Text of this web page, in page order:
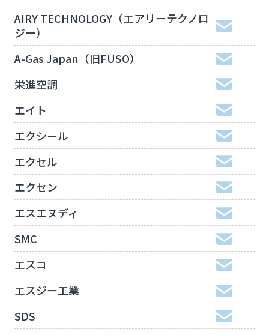
AIRY TECHNOLOGY（エアリーテクノロ
ジー）
A-Gas Japan（旧FUSO）
栄進空調
エイト
エクシール
エクセル
エクセン
エスエヌディ
SMC
エスコ
エスジー工業
SDS